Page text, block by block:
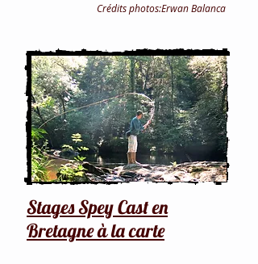
Crédits photos:Erwan Balanca
Stages Spey Cast en
Bretagneà la carte